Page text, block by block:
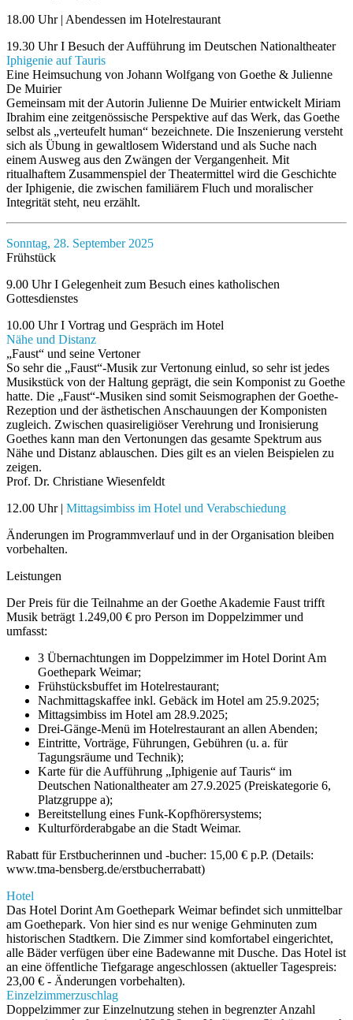
18.00 Uhr | Abendessen im Hotelrestaurant
19.30 Uhr I Besuch der Aufführung im Deutschen Nationaltheater
Iphigenie auf Tauris
Eine Heimsuchung von Johann Wolfgang von Goethe & Julienne
De Muirier
Gemeinsam mit der Autorin Julienne De Muirier entwickelt Miriam
Ibrahim eine zeitgenössische Perspektive auf das Werk, das Goethe
selbst als „verteufelt human“ bezeichnete. Die Inszenierung versteht
sich als Übung in gewaltlosem Widerstand und als Suche nach
einem Ausweg aus den Zwängen der Vergangenheit. Mit
ritualhaftem Zusammenspiel der Theatermittel wird die Geschichte
der Iphigenie, die zwischen familiärem Fluch und moralischer
Integrität steht, neu erzählt.
Sonntag, 28. September 2025
Frühstück
9.00 Uhr I Gelegenheit zum Besuch eines katholischen
Gottesdienstes
10.00 Uhr I Vortrag und Gespräch im Hotel
Nähe und Distanz
„Faust“ und seine Vertoner
So sehr die „Faust“-Musik zur Vertonung einlud, so sehr ist jedes
Musikstück von der Haltung geprägt, die sein Komponist zu Goethe
hatte. Die „Faust“-Musiken sind somit Seismographen der Goethe-
Rezeption und der ästhetischen Anschauungen der Komponisten
zugleich. Zwischen quasireligiöser Verehrung und Ironisierung
Goethes kann man den Vertonungen das gesamte Spektrum aus
Nähe und Distanz ablauschen. Dies gilt es an vielen Beispielen zu
zeigen.
Prof. Dr. Christiane Wiesenfeldt
12.00 Uhr | Mittagsimbiss im Hotel und Verabschiedung
Änderungen im Programmverlauf und in der Organisation bleiben
vorbehalten.
Leistungen
Der Preis für die Teilnahme an der Goethe Akademie Faust trifft
Musik beträgt 1.249,00 € pro Person im Doppelzimmer und
umfasst:
3 Übernachtungen im Doppelzimmer im Hotel Dorint Am
Goethepark Weimar;
Frühstücksbuffet im Hotelrestaurant;
Nachmittagskaffee inkl. Gebäck im Hotel am 25.9.2025;
Mittagsimbiss im Hotel am 28.9.2025;
Drei-Gänge-Menü im Hotelrestaurant an allen Abenden;
Eintritte, Vorträge, Führungen, Gebühren (u. a. für
Tagungsräume und Technik);
Karte für die Aufführung „Iphigenie auf Tauris“ im
Deutschen Nationaltheater am 27.9.2025 (Preiskategorie 6,
Platzgruppe a);
Bereitstellung eines Funk-Kopfhörersystems;
Kulturförderabgabe an die Stadt Weimar.
Rabatt für Erstbucherinnen und -bucher: 15,00 € p.P. (Details:
www.tma-bensberg.de/erstbucherrabatt)
Hotel
Das Hotel Dorint Am Goethepark Weimar befindet sich unmittelbar
am Goethepark. Von hier sind es nur wenige Gehminuten zum
historischen Stadtkern. Die Zimmer sind komfortabel eingerichtet,
alle Bäder verfügen über eine Badewanne mit Dusche. Das Hotel ist
an eine öffentliche Tiefgarage angeschlossen (aktueller Tagespreis:
23,00 € - Änderungen vorbehalten).
Einzelzimmerzuschlag
Doppelzimmer zur Einzelnutzung stehen in begrenzter Anzahl